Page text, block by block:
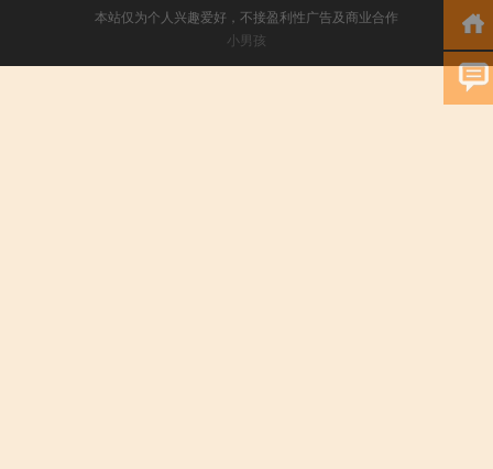
本站仅为个人兴趣爱好，不接盈利性广告及商业合作
小男孩